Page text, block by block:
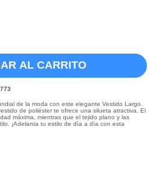
AL CARRITO
de la moda con este elegante Vestido Largo.
de poliéster te ofrece una silueta atractiva. El
máxima, mientras que el tejido plano y las
¡Adelanta tu estilo de día a día con esta